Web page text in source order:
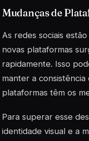
Mudanças de
As redes sociais
novas plataformas
rapidamente. Isso
manter a consistência
plataformas têm os
Para superar esse
identidade visual e a